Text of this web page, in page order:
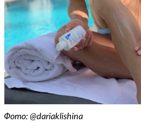
Фото: @dariaklishina